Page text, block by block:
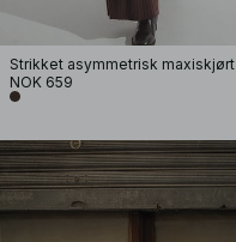
Strikket asymmetrisk maxiskjørt
NOK 659